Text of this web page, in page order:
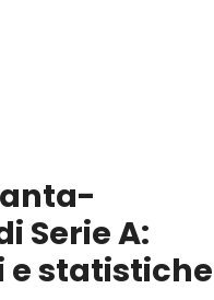
Serie A:
e statistiche